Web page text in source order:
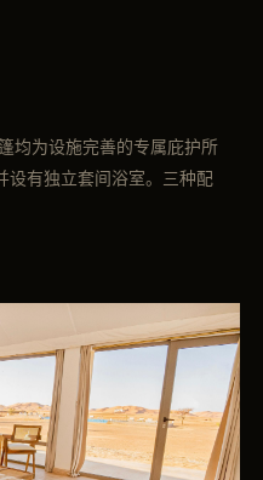
均为设施完善的专属庇护所
有独立套间浴室。三种配